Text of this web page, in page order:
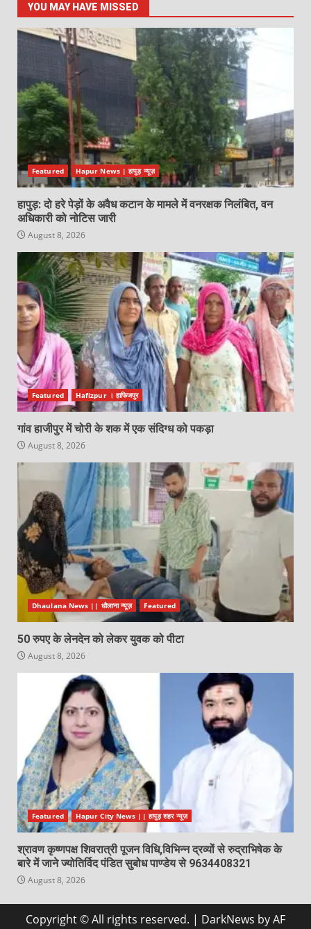
YOU MAY HAVE MISSED
Featured Hapur News | हापुड़ न्यूज़
हापुड़: दो हरे पेड़ों के अवैध कटान के मामले में वनरक्षक निलंबित, वन
अधिकारी को नोटिस जारी
August 8, 2026
Featured Hafizpur । हाफिजपुर
गांव हाजीपुर में चोरी के शक में एक संदिग्ध को पकड़ा
August 8, 2026
Dhaulana News || धौलाना न्यूज़ Featured
50 रुपए के लेनदेन को लेकर युवक को पीटा
August 8, 2026
Featured Hapur City News || हापुड़ शहर न्यूज़
श्रावण कृष्णपक्ष शिवरात्री पूजन विधि,विभिन्न द्रव्यों से रुद्राभिषेक के
बारे में जाने ज्योतिर्विद पंडित सुबोध पाण्डेय से 9634408321
August 8, 2026
Copyright © All rights reserved. | DarkNews by AF